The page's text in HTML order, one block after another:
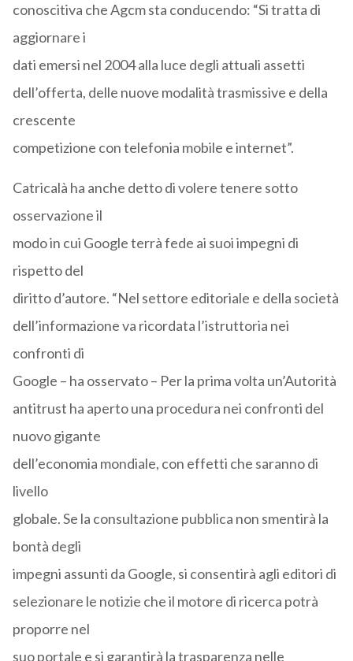
conoscitiva che Agcm sta conducendo: “Si tratta di
aggiornare i
dati emersi nel 2004 alla luce degli attuali assetti
dell’offerta, delle nuove modalità trasmissive e della
crescente
competizione con telefonia mobile e internet”.
Catricalà ha anche detto di volere tenere sotto
osservazione il
modo in cui Google terrà fede ai suoi impegni di
rispetto del
diritto d’autore. “Nel settore editoriale e della società
dell’informazione va ricordata l’istruttoria nei
confronti di
Google – ha osservato – Per la prima volta un’Autorità
antitrust ha aperto una procedura nei confronti del
nuovo gigante
dell’economia mondiale, con effetti che saranno di
livello
globale. Se la consultazione pubblica non smentirà la
bontà degli
impegni assunti da Google, si consentirà agli editori di
selezionare le notizie che il motore di ricerca potrà
proporre nel
suo portale e si garantirà la trasparenza nelle